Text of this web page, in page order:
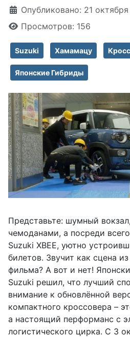
Информация о материале
Опубликовано: 21
Просмотров: 156
Suzuki Хамамацу
Японские Гибриды
Представьте: шумный
чемоданами, а посреди
Suzuki XBEE, уютно
билетов. Звучит как сцена
фильма? А вот и нет!
Suzuki решил, что лучший
внимание к обновлённой
компактного кроссовера –
а настоящий перформанс с
логистического цирка. С 3